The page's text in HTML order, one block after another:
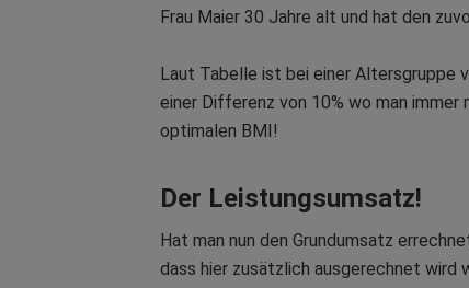
Frau Maier 30 Jahre alt und hat den
Laut Tabelle ist bei einer Altersgruppe
einer Differenz von 10% wo man immer
optimalen BMI!
Der Leistungsumsatz!
Hat man nun den Grundumsatz
dass hier zusätzlich ausgerechnet wird